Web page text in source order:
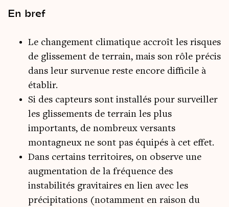
En bref
Le changement climatique accroît les risques
de glissement de terrain, mais son rôle précis
dans leur survenue reste encore difficile à
établir.
Si des capteurs sont installés pour surveiller
les glissements de terrain les plus
importants, de nombreux versants
montagneux ne sont pas équipés à cet effet.
Dans certains territoires, on observe une
augmentation de la fréquence des
instabilités gravitaires en lien avec les
précipitations (notamment en raison du